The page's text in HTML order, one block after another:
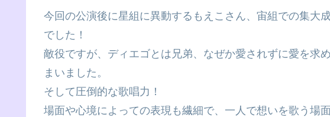
今回の公演後に星組に異動するもえこさん、宙組での集大
でした！
敵役ですが、ディエゴとは兄弟、なぜか愛されずに愛を求
まいました。
そして圧倒的な歌唱力！
場面や心境によっての表現も繊細で、一人で想いを歌う場